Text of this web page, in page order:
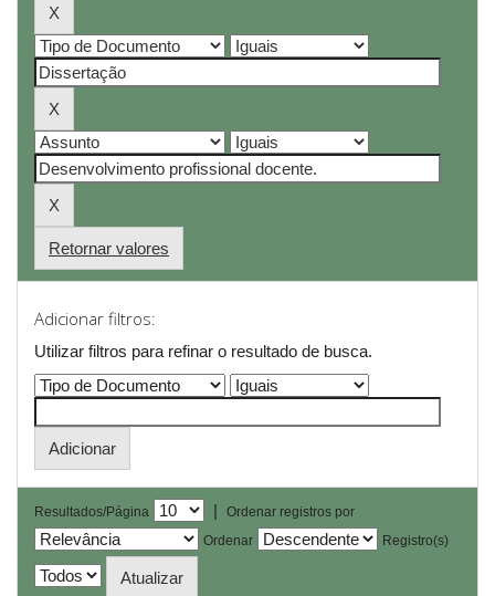
Retornar valores
Adicionar filtros:
Utilizar filtros para refinar o resultado de busca.
Resultados/Página |
Ordenar registros por
Ordenar
Registro(s)